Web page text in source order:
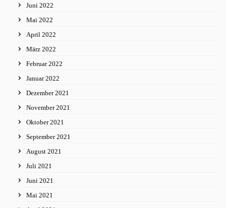
Juni 2022
Mai 2022
April 2022
März 2022
Februar 2022
Januar 2022
Dezember 2021
November 2021
Oktober 2021
September 2021
August 2021
Juli 2021
Juni 2021
Mai 2021